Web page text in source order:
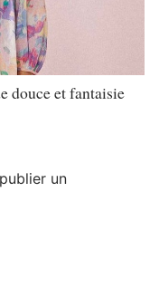
douce et fantaisie
un